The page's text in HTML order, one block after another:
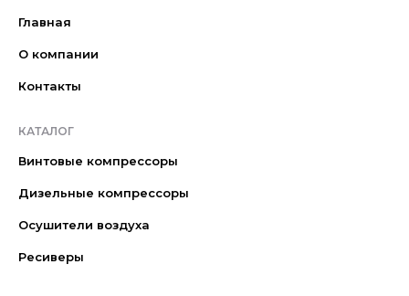
Главная
О компании
Контакты
КАТАЛОГ
Винтовые компрессоры
Дизельные компрессоры
Осушители воздуха
Ресиверы